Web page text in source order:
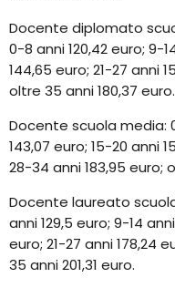
Docente diplomato
0-8 anni 120,42 euro; 9-
144,65 euro; 21-27 anni
oltre 35 anni 180,37 euro.
Docente scuola media:
143,07 euro; 15-20 anni
28-34 anni 183,95 euro;
Docente laureato
anni 129,5 euro; 9-14
euro; 21-27 anni 178,24
35 anni 201,31 euro.